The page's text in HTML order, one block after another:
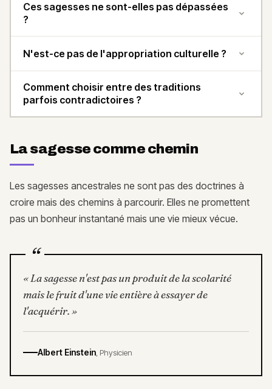
Ces sagesses ne sont-elles pas dépassées
?
N'est-ce pas de l'appropriation culturelle ?
Comment choisir entre des traditions
parfois contradictoires ?
La sagesse comme chemin
Les sagesses ancestrales ne sont pas des doctrines à
croire mais des chemins à parcourir. Elles ne promettent
pas un bonheur instantané mais une vie mieux vécue.
“
«La sagesse n'est pas un produit de la scolarité
mais le fruit d'une vie entière à essayer de
l'acquérir.»
Albert Einstein, Physicien